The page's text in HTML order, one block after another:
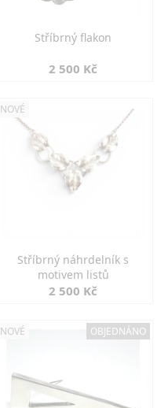
Stříbrný flakon
2 500 Kč
NOVÉ
Stříbrný náhrdelník s
motivem listů
2 500 Kč
NOVÉ OBJEDNÁNO